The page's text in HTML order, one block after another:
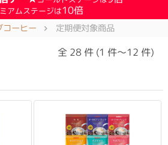
アムステージは10倍
コーヒー 定期便対象商品
全 28 件 (1 件～12 件)